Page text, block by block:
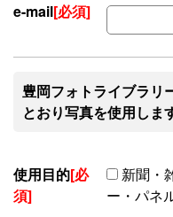
e-mail[必須]
豊岡フォトライブラリ
とおり写真を使用しま
使用目的[必
須]
新聞・
ー・パネ